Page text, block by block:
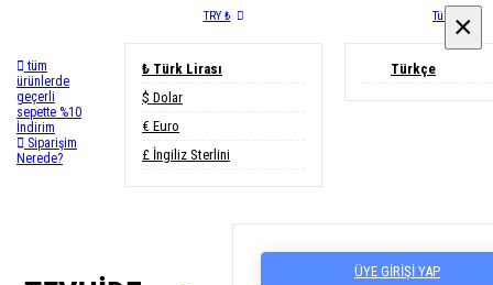
tüm
ürünlerde
geçerli
sepette %10
İndirim
Siparişim
Nerede?
TRY ₺
₺ Türk Lirası
$ Dolar
€ Euro
£ İngiliz Sterlini
Türkçe
Türkçe
ÜYE GİRİŞİ YAP
×
×